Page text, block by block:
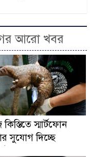
আরো খবর
স্মার্টফোন
সুযোগ দিচ্ছে